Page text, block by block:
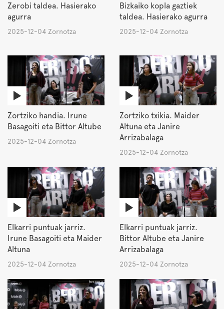
Zerobi taldea. Hasierako
agurra
2025-12-04 Zornotza
Bizkaiko kopla gaztiek
taldea. Hasierako agurra
2025-12-04 Zornotza
Zortziko handia. Irune
Basagoiti eta Bittor Altube
2025-12-04 Zornotza
Zortziko txikia. Maider
Altuna eta Janire
Arrizabalaga
2025-12-04 Zornotza
Elkarri puntuak jarriz.
Irune Basagoiti eta Maider
Altuna
2025-12-04 Zornotza
Elkarri puntuak jarriz.
Bittor Altube eta Janire
Arrizabalaga
2025-12-04 Zornotza